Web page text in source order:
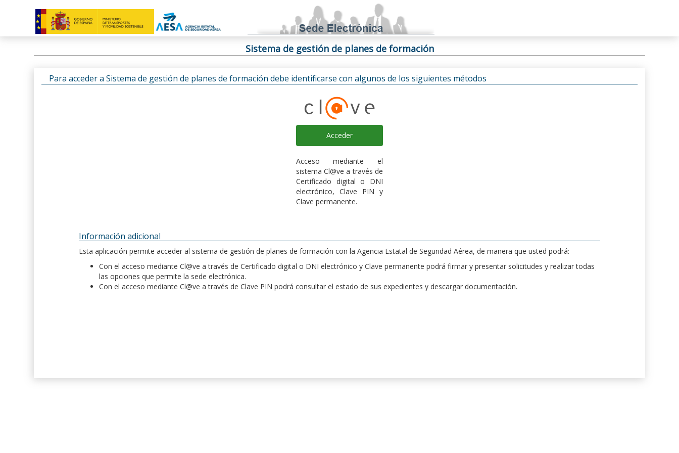
Sistema de gestión de planes de formación
Para acceder a Sistema de gestión de planes de formación debe identificarse con algunos de los siguientes métodos
Acceder
Acceso mediante el
sistema Cl@ve a través de
Certificado digital o DNI
electrónico, Clave PIN y
Clave permanente.
Información adicional
Esta aplicación permite acceder al sistema de gestión de planes de formación con la Agencia Estatal de Seguridad Aérea, de manera que usted podrá:
Con el acceso mediante Cl@ve a través de Certificado digital o DNI electrónico y Clave permanente podrá firmar y presentar solicitudes y realizar todas
las opciones que permite la sede electrónica.
Con el acceso mediante Cl@ve a través de Clave PIN podrá consultar el estado de sus expedientes y descargar documentación.